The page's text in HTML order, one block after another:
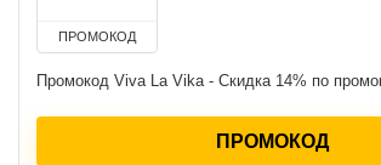
ПРОМОКОД
Промокод Viva La Vika - Скидка 14% по
ПРОМОКОД